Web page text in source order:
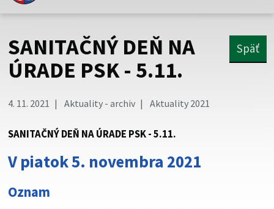
Toto je oficiálna webová stránka Prešovského
Táto stránka je zabezpečená
cez zabezpečenú webovú stránku. Zabezpečená stránka
vždy začína https:// pred názvom domény webového sídla.
SANITAČNÝ DEŇ NA
ÚRADE PSK - 5.11.
Späť
4. 11. 2021 Aktuality - archiv Aktuality 2021
SANITAČNÝ DEŇ NA ÚRADE PSK - 5.11.
V piatok 5. novembra 2021
Oznam